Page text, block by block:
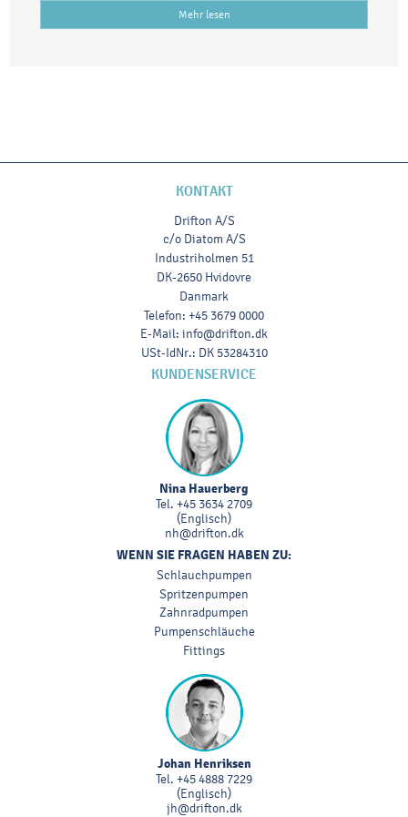
Mehr lesen
KONTAKT
Drifton A/S
c/o Diatom A/S
Industriholmen 51
DK-2650 Hvidovre
Danmark
Telefon: +45 3679 0000
E-Mail: info@drifton.dk
USt-IdNr.: DK 53284310
KUNDENSERVICE
Nina Hauerberg
Tel. +45 3634 2709
(Englisch)
nh@drifton.dk
WENN SIE FRAGEN HABEN ZU:
Schlauchpumpen
Spritzenpumpen
Zahnradpumpen
Pumpenschläuche
Fittings
Johan Henriksen
Tel. +45 4888 7229
(Englisch)
jh@drifton.dk